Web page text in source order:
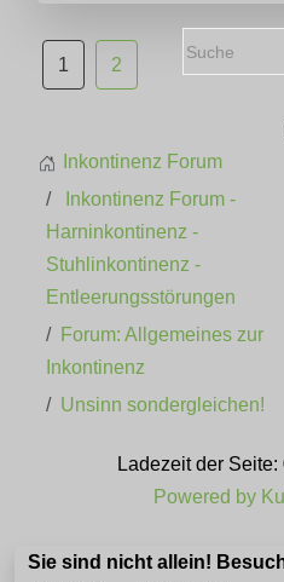
1 2
Inkontinenz Forum
Inkontinenz Forum -
Harninkontinenz -
Stuhlinkontinenz -
Entleerungsstörungen
Forum: Allgemeines zur
Inkontinenz
Unsinn sondergleichen!
Ladezeit der
Powered by
Sie sind nicht allein!